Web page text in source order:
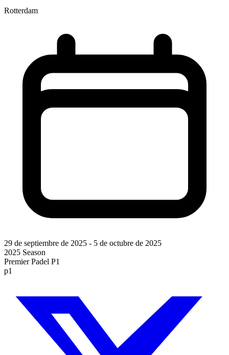
Rotterdam
29 de septiembre de 2025 - 5 de octubre de 2025
2025 Season
Premier Padel P1
p1